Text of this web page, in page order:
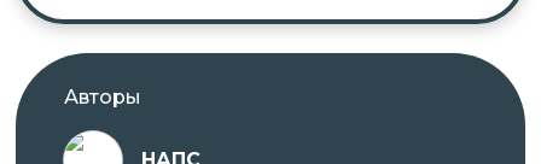
Проходить обучение вы можете в любое удобное
для вас время с ПК, ноутбука, планшета или
телефона, подключенного к сети Интернет.
Авторы